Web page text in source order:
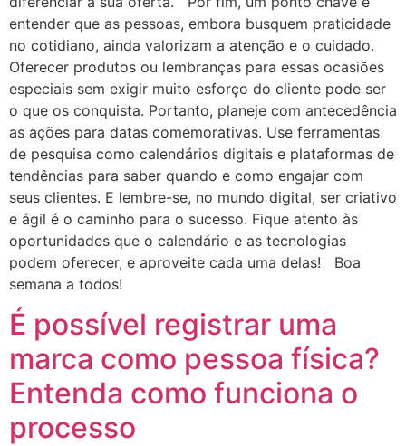
entender que as pessoas, embora busquem praticidade
no cotidiano, ainda valorizam a atenção e o cuidado.
Oferecer produtos ou lembranças para essas ocasiões
especiais sem exigir muito esforço do cliente pode ser
o que os conquista. Portanto, planeje com antecedência
as ações para datas comemorativas. Use ferramentas
de pesquisa como calendários digitais e plataformas de
tendências para saber quando e como engajar com
seus clientes. E lembre-se, no mundo digital, ser criativo
e ágil é o caminho para o sucesso. Fique atento às
oportunidades que o calendário e as tecnologias
podem oferecer, e aproveite cada uma delas! Boa
semana a todos!
É possível registrar uma
marca como pessoa física?
Entenda como funciona o
processo